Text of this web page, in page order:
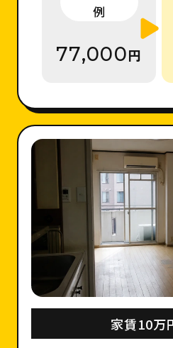
例
77,000円
家賃10万